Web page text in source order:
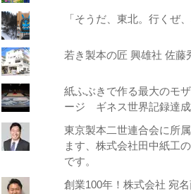
「そうだ、東北。行くぜ、
若き製本の匠 興雄社 佐藤
紙ふぶきで作る最大のモ
ージ ギネス世界記録達成
東京製本二世連合会に所
ます、株式会社田中紙工
です。
創業100年！株式会社 宛